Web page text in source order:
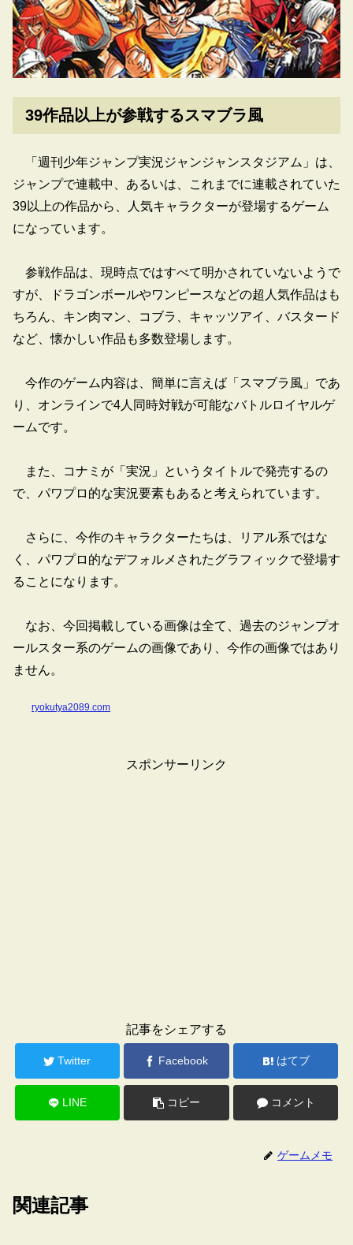
39作品以上が参戦するスマブラ風
「週刊少年ジャンプ実況ジャンジャンスタジアム」は、
ジャンプで連載中、あるいは、これまでに連載されていた
39以上の作品から、人気キャラクターが登場するゲーム
になっています。
参戦作品は、現時点ではすべて明かされていないようで
すが、ドラゴンボールやワンピースなどの超人気作品はも
ちろん、キン肉マン、コブラ、キャッツアイ、バスタード
など、懐かしい作品も多数登場します。
今作のゲーム内容は、簡単に言えば「スマブラ風」であ
り、オンラインで4人同時対戦が可能なバトルロイヤルゲ
ームです。
また、コナミが「実況」というタイトルで発売するの
で、パワプロ的な実況要素もあると考えられています。
さらに、今作のキャラクターたちは、リアル系ではな
く、パワプロ的なデフォルメされたグラフィックで登場す
ることになります。
なお、今回掲載している画像は全て、過去のジャンプオ
ールスター系のゲームの画像であり、今作の画像ではあり
ません。
ryokutya2089.com
スポンサーリンク
記事をシェアする
Twitter Facebook はてブ
LINE コピー コメント
ゲームメモ
関連記事